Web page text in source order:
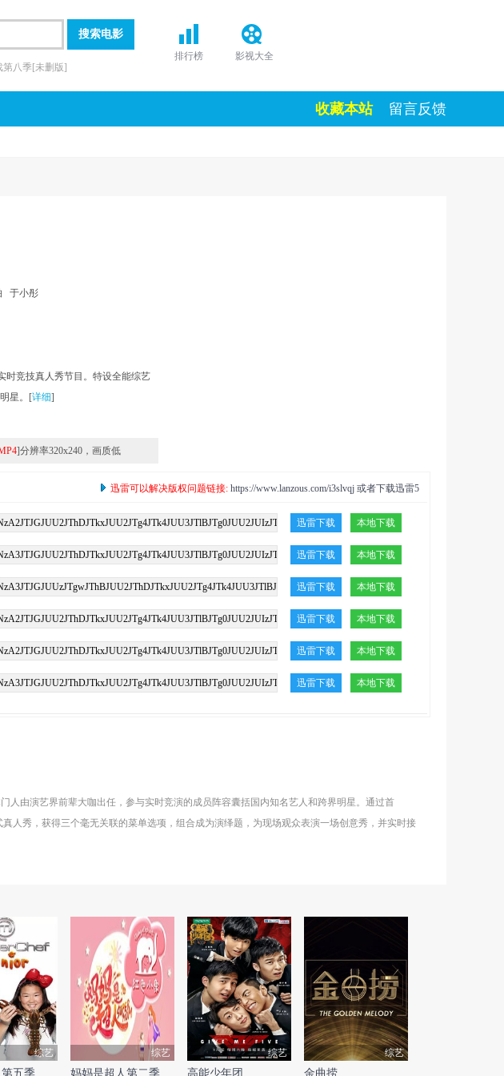
第八季[未删版]
排行榜 影视大全
收藏本站 留言反馈
于小彤
时竞技真人秀节目。特设全能综艺
星。[详细]
]分辨率320x240，画质低
迅雷可以解决版权问题链接: https://www.lanzous.com/i3slvqj 或者下载迅雷5
迅雷下载 本地下载
迅雷下载 本地下载
迅雷下载 本地下载
迅雷下载 本地下载
迅雷下载 本地下载
迅雷下载 本地下载
人由演艺界前辈大咖出任，参与实时竞演的成员阵容囊括国内知名艺人和跨界明星。通过首
人秀，获得三个毫无关联的菜单选项，组合成为演绎题，为现场观众表演一场创意秀，并实时接
综艺
五季
综艺
妈妈是超人第二季
综艺
高能少年团
综艺
金曲捞